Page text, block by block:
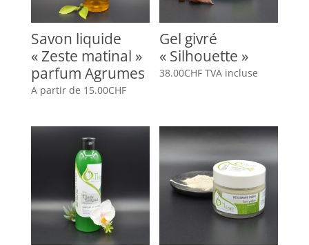
Savon liquide
« Zeste matinal »
parfum Agrumes
A partir de 15.00CHF
Gel givré
« Silhouette »
38.00CHF TVA incluse